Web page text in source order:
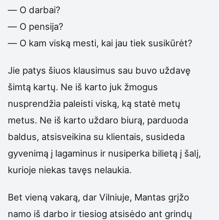
— O darbai?
— O pensija?
— O kam viską mesti, kai jau tiek susikūrėt?
Jie patys šiuos klausimus sau buvo uždavę
šimtą kartų. Ne iš karto juk žmogus
nusprendžia paleisti viską, ką statė metų
metus. Ne iš karto uždaro biurą, parduoda
baldus, atsisveikina su klientais, susideda
gyvenimą į lagaminus ir nusiperka bilietą į šalį,
kurioje niekas tavęs nelaukia.
Bet vieną vakarą, dar Vilniuje, Mantas grįžo
namo iš darbo ir tiesiog atsisėdo ant grindų